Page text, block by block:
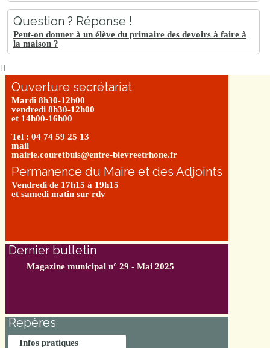
Question ? Réponse !
Peut-on donner à un élève du primaire des devoirs à faire à
la maison ?
Ouverture secrétariat
Mardi 8h30-12h00
vendredi 8h30-12h00
et 14h00-16h00
Tel : 04 74 59 25 13
mail
mairie.couretbuis@entre-bievreetrhone.fr
Permanence du Maire et des Adjoints
Vendredi de 17h15 à 19h15
et samedi matin sur rdv
Dernier bulletin
Magazine municipal n° 29 - Mai 2025
Repères
Infos pratiques